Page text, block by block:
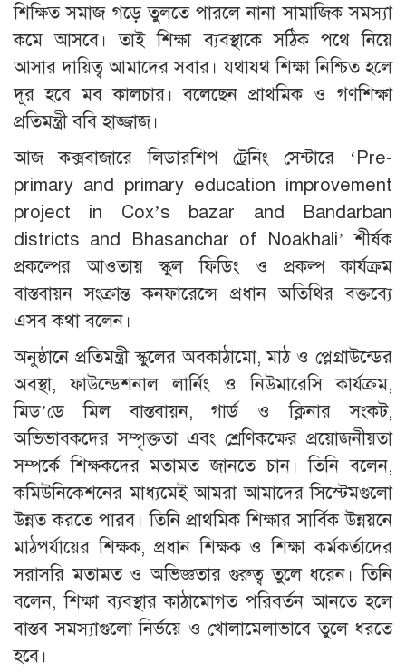
শিক্ষিত সমাজ গড়ে তুলতে পারলে নানা সামাজিক সমস্যা
কমে আসবে। তাই শিক্ষা ব্যবস্থাকে সঠিক পথে নিয়ে
আসার দায়িত্ব আমাদের সবার। যথাযথ শিক্ষা নিশ্চিত হলে
দূর হবে মব কালচার। বলেছেন প্রাথমিক ও গণশিক্ষা
প্রতিমন্ত্রী ববি হাজ্জাজ।
আজ কক্সবাজারে লিডারশিপ ট্রেনিং সেন্টারে ‘Pre-
primary and primary education improvement
project in Cox’s bazar and Bandarban
districts and Bhasanchar of Noakhali’ শীর্ষক
প্রকল্পের আওতায় স্কুল ফিডিং ও প্রকল্প কার্যক্রম
বাস্তবায়ন সংক্রান্ত কনফারেন্সে প্রধান অতিথির বক্তব্যে
এসব কথা বলেন।
অনুষ্ঠানে প্রতিমন্ত্রী স্কুলের অবকাঠামো, মাঠ ও প্লেগ্রাউন্ডের
অবস্থা, ফাউন্ডেশনাল লার্নিং ও নিউমারেসি কার্যক্রম,
মিড’ডে মিল বাস্তবায়ন, গার্ড ও ক্লিনার সংকট,
অভিভাবকদের সম্পৃক্ততা এবং শ্রেণিকক্ষের প্রয়োজনীয়তা
সম্পর্কে শিক্ষকদের মতামত জানতে চান। তিনি বলেন,
কমিউনিকেশনের মাধ্যমেই আমরা আমাদের সিস্টেমগুলো
উন্নত করতে পারব। তিনি প্রাথমিক শিক্ষার সার্বিক উন্নয়নে
মাঠপর্যায়ের শিক্ষক, প্রধান শিক্ষক ও শিক্ষা কর্মকর্তাদের
সরাসরি মতামত ও অভিজ্ঞতার গুরুত্ব তুলে ধরেন। তিনি
বলেন, শিক্ষা ব্যবস্থার কাঠামোগত পরিবর্তন আনতে হলে
বাস্তব সমস্যাগুলো নির্ভয়ে ও খোলামেলাভাবে তুলে ধরতে
হবে।